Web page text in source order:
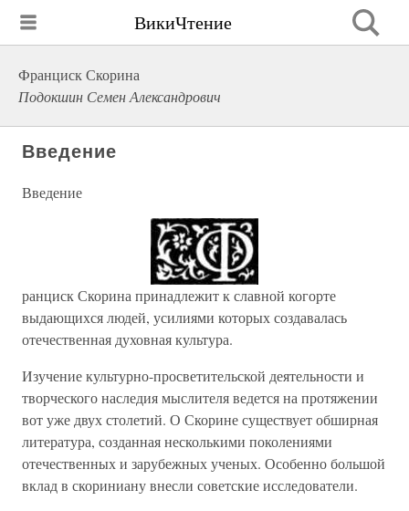
ВикиЧтение
Франциск Скорина
Подокшин Семен Александрович
Введение
Введение
ранциск Скорина принадлежит к славной когорте
выдающихся людей, усилиями которых создавалась
отечественная духовная культура.
Изучение культурно-просветительской деятельности и
творческого наследия мыслителя ведется на протяжении
вот уже двух столетий. О Скорине существует обширная
литература, созданная несколькими поколениями
отечественных и зарубежных ученых. Особенно большой
вклад в скориниану внесли советские исследователи.